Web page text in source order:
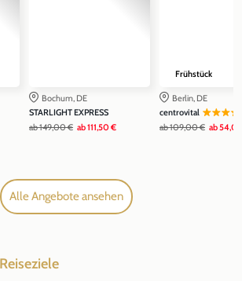
Bochum, DE
STARLIGHT EXPRESS
ab149,00 € ab111,50 €
Frühstück
Berlin, DE
centrovital
ab109,00 € ab
Alle Angebote ansehen